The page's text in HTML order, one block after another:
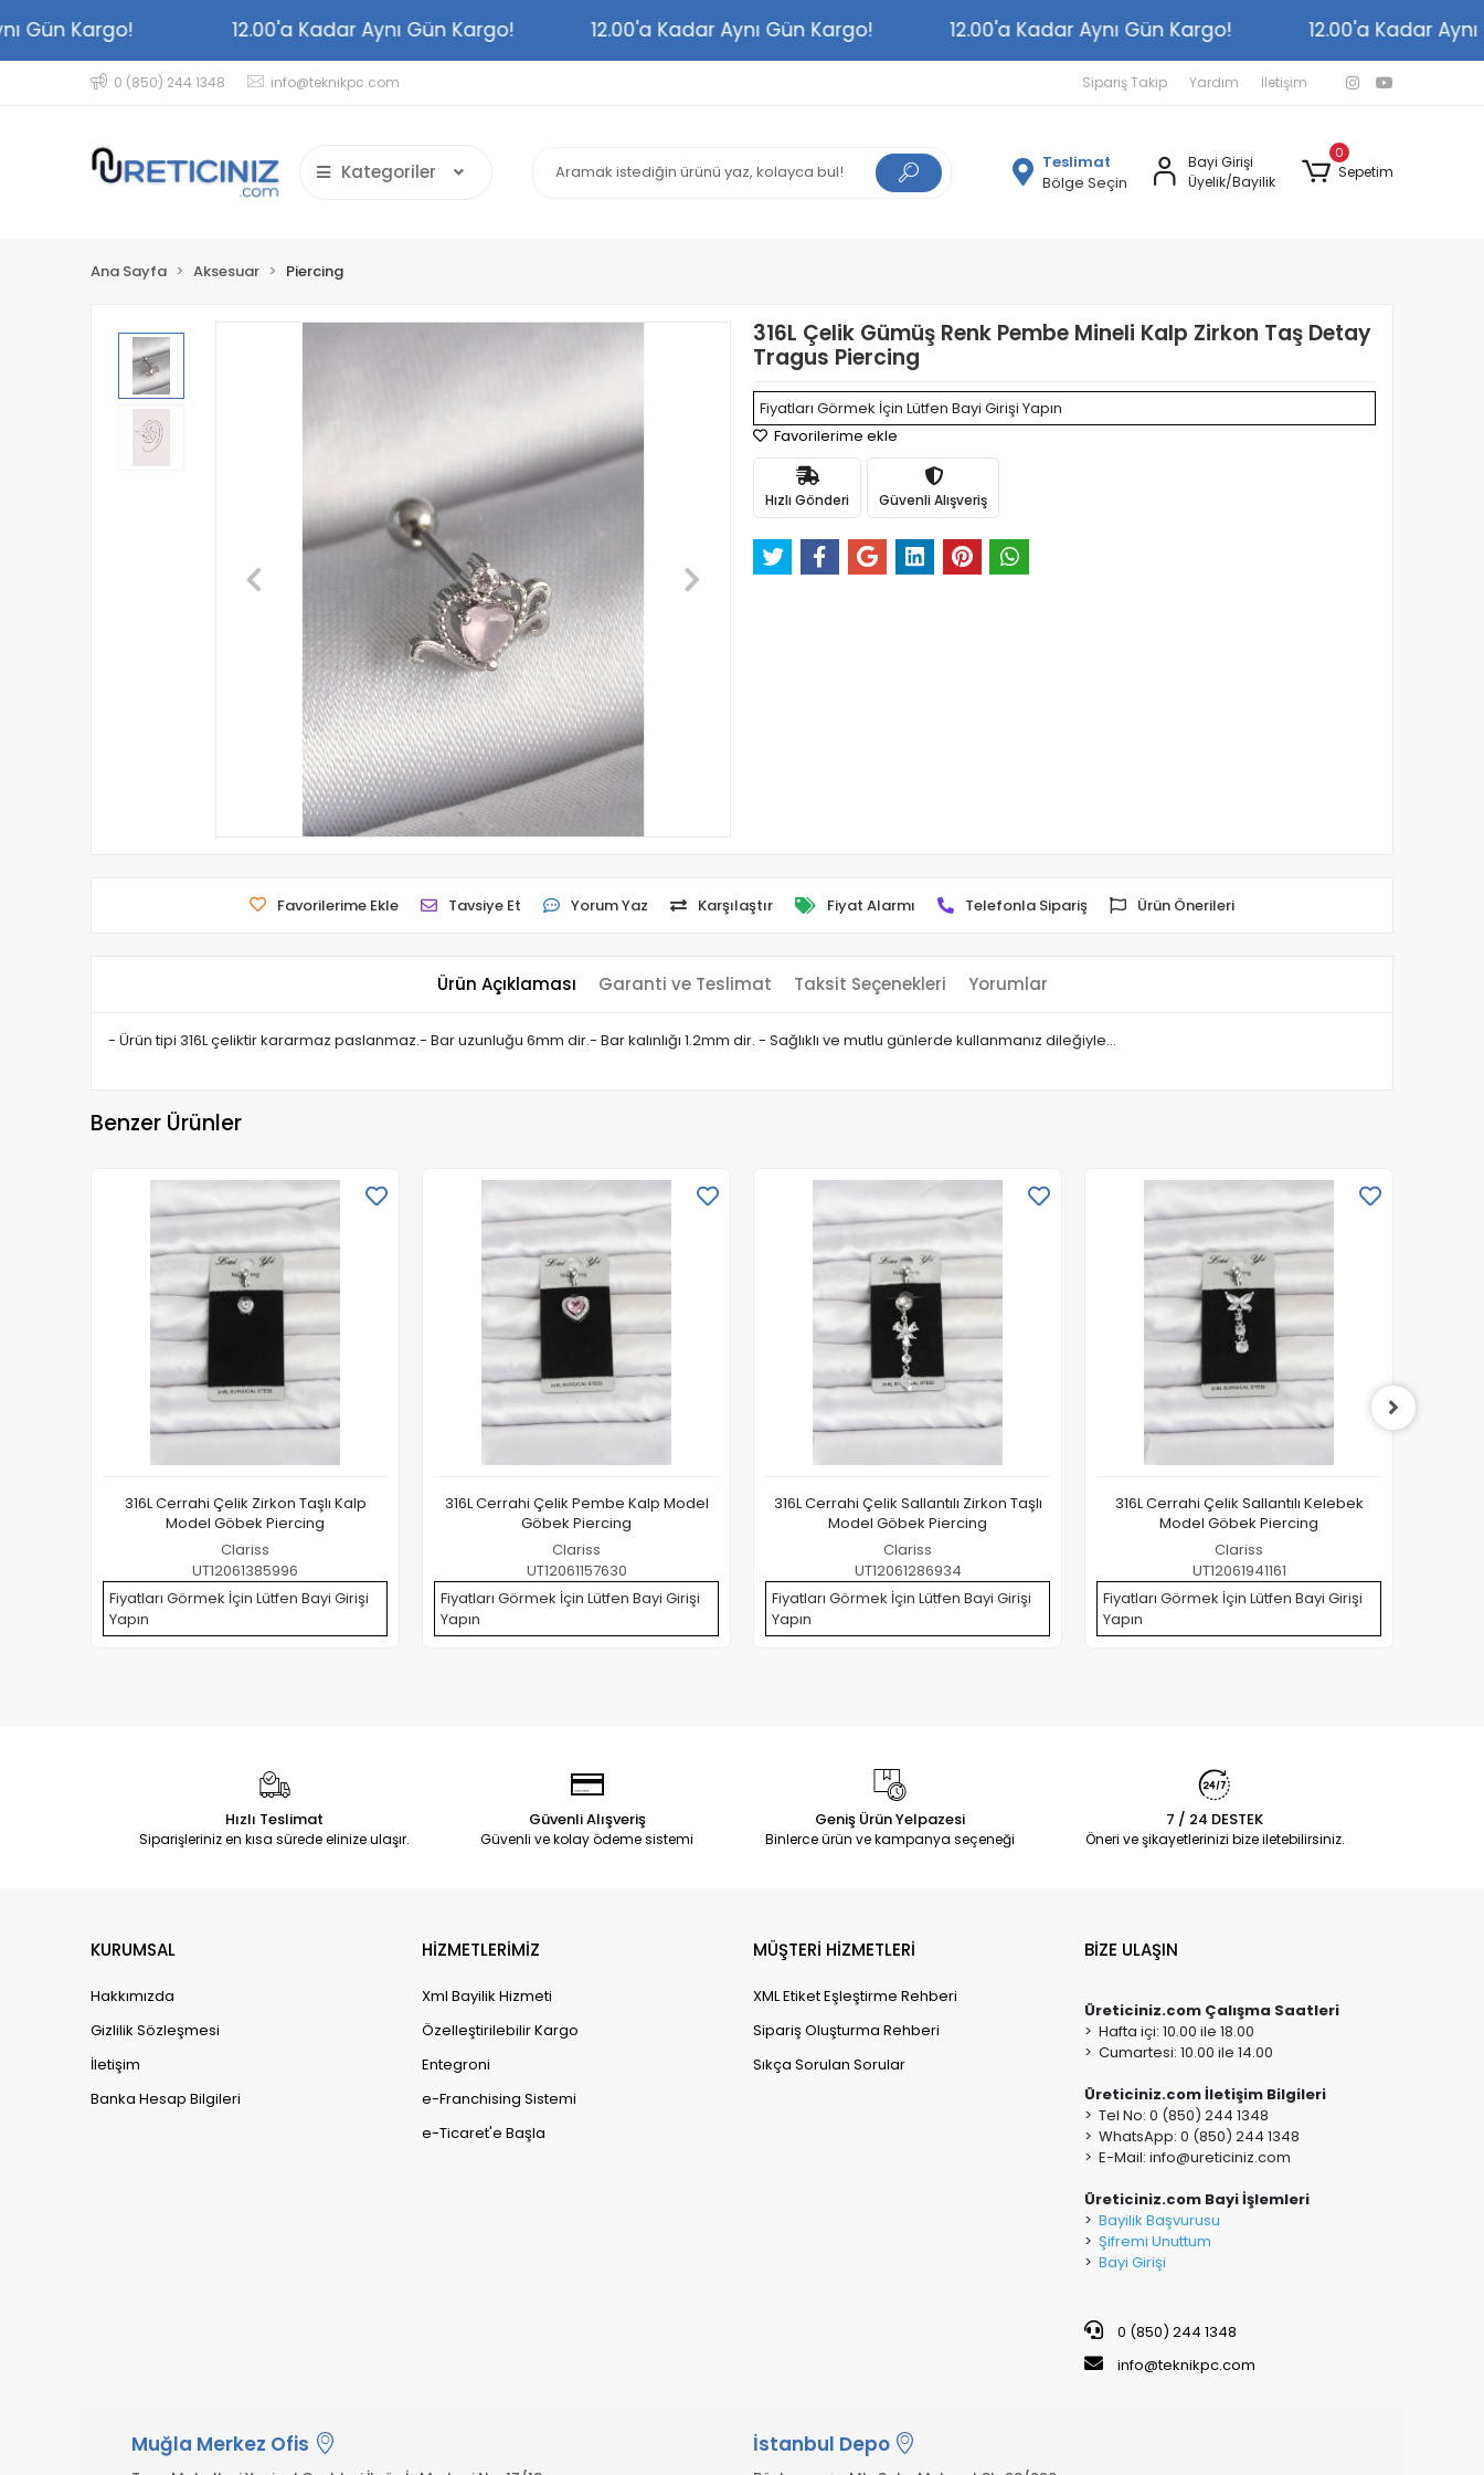
Gün Kargo! 12.00'a Kadar Aynı Gün Kargo! 12.00'a Kadar Aynı Gün Kargo! 12.00'a Kadar Aynı Gün Kargo! 12.00'a Kadar
0 (850) 244 1348 info@teknikpc.com Sipariş Takip Yardım İletişim
Kategoriler
Teslimat
Bölge Seçin
Bayi Girişi
Üyelik/Bayilik
0
Sepetim
Ana Sayfa Aksesuar Piercing
316L Çelik Gümüş Renk Pembe Mineli Kalp Zirkon Taş Detay
Tragus Piercing
Fiyatları Görmek İçin Lütfen Bayi Girişi Yapın
Favorilerime ekle
Hızlı Gönderi Güvenli Alışveriş
Favorilerime Ekle Tavsiye Et Yorum Yaz Karşılaştır Fiyat Alarmı Telefonla Sipariş Ürün Önerileri
Ürün Açıklaması Garanti ve Teslimat Taksit Seçenekleri Yorumlar
- Ürün tipi 316L çeliktir kararmaz paslanmaz.- Bar uzunluğu 6mm dir.- Bar kalınlığı 1.2mm dir. - Sağlıklı ve mutlu günlerde kullanmanız dileğiyle…
Benzer Ürünler
316L Cerrahi Çelik Zirkon Taşlı Kalp
Model Göbek Piercing
Clariss
UT12061385996
Fiyatları Görmek İçin Lütfen Bayi Girişi
Yapın
316L Cerrahi Çelik Pembe Kalp Model
Göbek Piercing
Clariss
UT12061157630
Fiyatları Görmek İçin Lütfen Bayi Girişi
Yapın
316L Cerrahi Çelik Sallantılı Zirkon Taşlı
Model Göbek Piercing
Clariss
UT12061286934
Fiyatları Görmek İçin Lütfen Bayi Girişi
Yapın
316L Cerrahi Çelik Sallantılı Kelebek
Model Göbek Piercing
Clariss
UT12061941161
Fiyatları Görmek İçin Lütfen Bayi Girişi
Yapın
Hızlı Teslimat
Siparişleriniz en kısa sürede elinize ulaşır.
Güvenli Alışveriş
Güvenli ve kolay ödeme sistemi
Geniş Ürün Yelpazesi
Binlerce ürün ve kampanya seçeneği
7 / 24 DESTEK
Öneri ve şikayetlerinizi bize iletebilirsiniz.
KURUMSAL
Hakkımızda
Gizlilik Sözleşmesi
İletişim
Banka Hesap Bilgileri
HİZMETLERİMİZ
Xml Bayilik Hizmeti
Özelleştirilebilir Kargo
Entegroni
e-Franchising Sistemi
e-Ticaret'e Başla
MÜŞTERİ HİZMETLERİ
XML Etiket Eşleştirme Rehberi
Sipariş Oluşturma Rehberi
Sıkça Sorulan Sorular
BİZE ULAŞIN
Üreticiniz.com Çalışma Saatleri
> Hafta içi: 10.00 ile 18.00
> Cumartesi: 10.00 ile 14.00
Üreticiniz.com İletişim Bilgileri
> Tel No: 0 (850) 244 1348
> WhatsApp: 0 (850) 244 1348
> E-Mail: info@ureticiniz.com
Üreticiniz.com Bayi İşlemleri
> Bayilik Başvurusu
> Şifremi Unuttum
> Bayi Girişi
0 (850) 244 1348
info@teknikpc.com
Muğla Merkez Ofis İstanbul Depo